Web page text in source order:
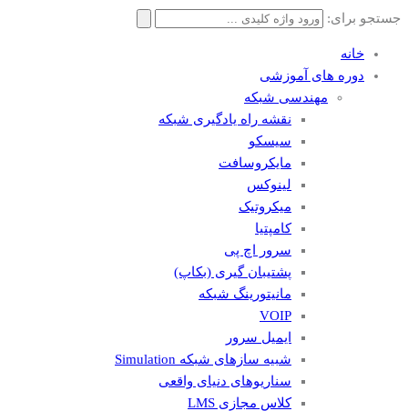
جستجو برای:
خانه
دوره های آموزشی
مهندسی شبکه
نقشه راه یادگیری شبکه
سیسکو
مایکروسافت
لینوکس
میکروتیک
کامپتیا
سرور اچ پی
پشتیبان گیری (بکاپ)
مانيتورينگ شبکه
VOIP
ایمیل سرور
شبیه سازهای شبکه Simulation
سناریوهای دنیای واقعی
کلاس مجازی LMS